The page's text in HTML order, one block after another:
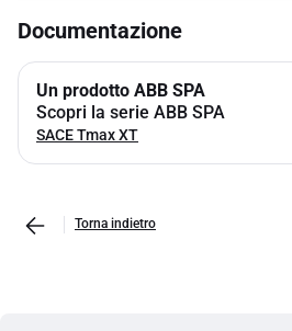
Documentazione
Un prodotto ABB SPA
Scopri la serie ABB SPA
SACE Tmax XT
Torna indietro